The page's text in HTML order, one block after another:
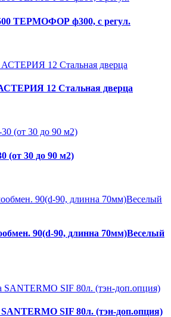
ТЕРМОФОР ф300, с регул.
12 Стальная дверца
(от 30 до 90 м2)
90(d-90, длинна 70мм)Веселый
SIF 80л. (тэн-доп.опция)